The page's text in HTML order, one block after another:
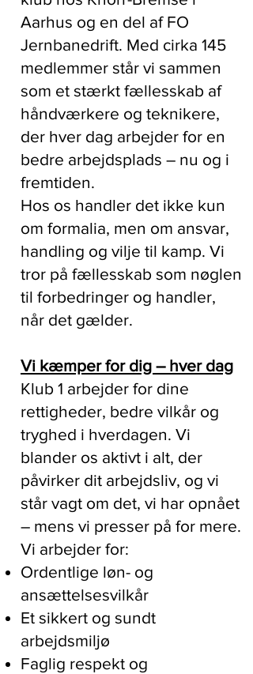
Aarhus og en del af FO
Jernbanedrift. Med cirka 145
medlemmer står vi sammen
som et stærkt fællesskab af
håndværkere og teknikere,
der hver dag arbejder for en
bedre arbejdsplads – nu og i
fremtiden.
Hos os handler det ikke kun
om formalia, men om ansvar,
handling og vilje til kamp. Vi
tror på fællesskab som nøglen
til forbedringer og handler,
når det gælder.
Vi kæmper for dig – hver dag
Klub 1 arbejder for dine
rettigheder, bedre vilkår og
tryghed i hverdagen. Vi
blander os aktivt i alt, der
påvirker dit arbejdsliv, og vi
står vagt om det, vi har opnået
– mens vi presser på for mere.
Vi arbejder for:
Ordentlige løn- og
ansættelsesvilkår
Et sikkert og sundt
arbejdsmiljø
Faglig respekt og